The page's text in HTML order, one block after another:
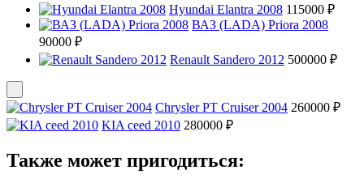
Hyundai Elantra 2008 115000 ₽
ВАЗ (LADA) Priora 2008
90000 ₽
Renault Sandero 2012 500000 ₽
Chrysler PT Cruiser 2004 260000 ₽
KIA ceed 2010 280000 ₽
Также может пригодиться: